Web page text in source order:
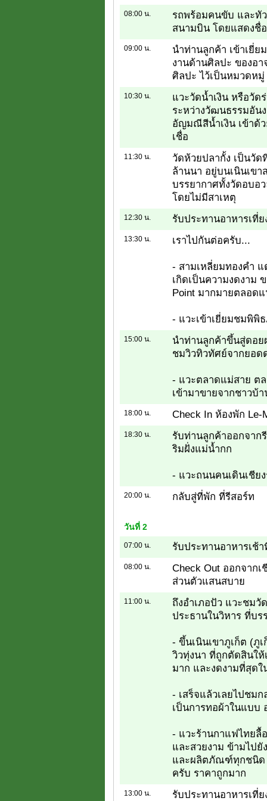
08:00 น.
รถพร้อมคนขับ และทั
สนามบิน โดยแสดงชื่
09:00 น.
นำท่านลูกค้า เข้าเยี่
งานด้านศิลปะ ของอ
ศิลปะ ไว้เป็นหมวดห
10:30 น.
แวะวัดน้ำเงิน หรือวัด
ระหว่างวัฒนธรรมอัน
อัญมณีสีน้ำเงิน เข้าด้
เชื่อ
11:30 น.
วัดห้วยปลากั้ง เป็นวั
ล้านนา อยู่บนเนินเข
บรรยากาศทั้งวัดอบอ
โดยไม่มีสาเหตุ
12:30 น. รับประทานอาหารเที่
13:30 น. เราไปกันต่อครับ...
- สามเหลี่ยมทองคำ
เกิดเป็นความงดงาม
Point มากมายตลอด
- แวะเข้าเยี่ยมชมพิ
15:00 น.
นำท่านลูกค้าขึ้นสู่ดอย
ชมวิวทิวทัศย์จากยอด
- แวะตลาดแม่สาย ต
เข้ามาขายจากชาวบ้
18:00 น. Check In ห้องพัก Le-
18:30 น.
รับท่านลูกค้าออกจาก
ริมฝั่งแม่น้ำกก
- แวะถนนคนเดินเชีย
20:00 น. กลับสู่ที่พัก ที่รีสอร์ท
วันที่ 2
07:00 น. รับประทานอาหารเช้
08:00 น.
Check Out ออกจาก
ส่วนตัวแสนสบาย
11:00 น.
ถึงอำเภอปัว แวะชมวั
ประธานในวิหาร ที่บร
- ขึ้นเนินเขาภูเก็ต (ภู
วิวทุ่งนา ที่ถูกตัดสินให้
มาก และงดงามที่สุดใ
- เสร็จแล้วเลยไปชม
เป็นการทอผ้าในแบบ
- แวะร้านกาแฟไทยลื้
และสวยงาม ข้ามไป
และผลิตภัณฑ์ทุกชนิด
ครับ ราคาถูกมาก
13:00 น. รับประทานอาหารเที่